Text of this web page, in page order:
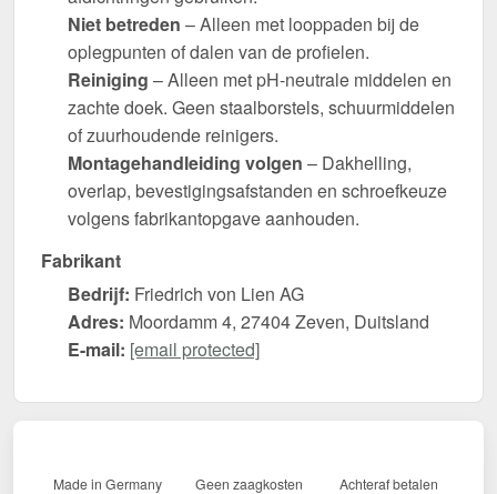
Niet betreden – Alleen met looppaden bij de
oplegpunten of dalen van de profielen.
Reiniging – Alleen met pH-neutrale middelen en
zachte doek. Geen staalborstels, schuurmiddelen
of zuurhoudende reinigers.
Montagehandleiding volgen – Dakhelling,
overlap, bevestigingsafstanden en schroefkeuze
volgens fabrikantopgave aanhouden.
Fabrikant
Bedrijf: Friedrich von Lien AG
Adres: Moordamm 4, 27404 Zeven, Duitsland
E-mail: [email protected]
Made in Germany Geen zaagkosten Achteraf betalen